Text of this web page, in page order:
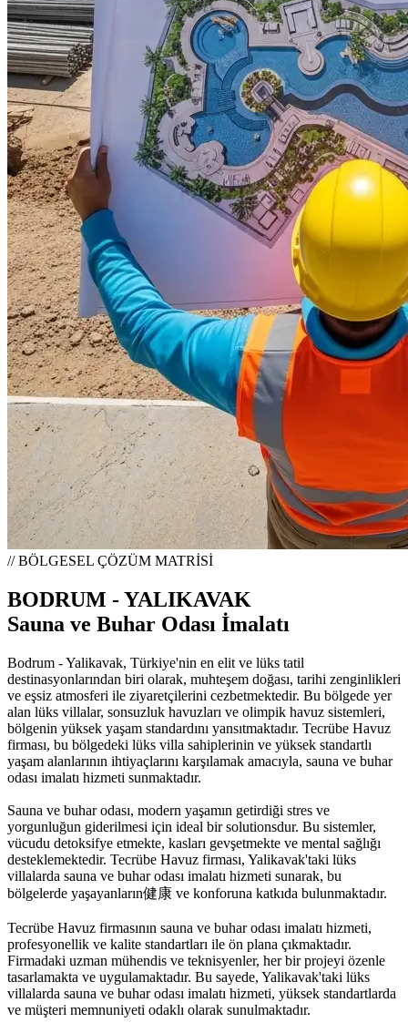
// BÖLGESEL ÇÖZÜM MATRİSİ
BODRUM - YALIKAVAK
Sauna ve Buhar Odası İmalatı
Bodrum - Yalikavak, Türkiye'nin en elit ve lüks tatil
destinasyonlarından biri olarak, muhteşem doğası, tarihi zenginlikleri
ve eşsiz atmosferi ile ziyaretçilerini cezbetmektedir. Bu bölgede yer
alan lüks villalar, sonsuzluk havuzları ve olimpik havuz sistemleri,
bölgenin yüksek yaşam standardını yansıtmaktadır. Tecrübe Havuz
firması, bu bölgedeki lüks villa sahiplerinin ve yüksek standartlı
yaşam alanlarının ihtiyaçlarını karşılamak amacıyla, sauna ve buhar
odası imalatı hizmeti sunmaktadır.
Sauna ve buhar odası, modern yaşamın getirdiği stres ve
yorgunluğun giderilmesi için ideal bir solutionsdur. Bu sistemler,
vücudu detoksifye etmekte, kasları gevşetmekte ve mental sağlığı
desteklemektedir. Tecrübe Havuz firması, Yalikavak'taki lüks
villalarda sauna ve buhar odası imalatı hizmeti sunarak, bu
bölgelerde yaşayanların健康 ve konforuna katkıda bulunmaktadır.
Tecrübe Havuz firmasının sauna ve buhar odası imalatı hizmeti,
profesyonellik ve kalite standartları ile ön plana çıkmaktadır.
Firmadaki uzman mühendis ve teknisyenler, her bir projeyi özenle
tasarlamakta ve uygulamaktadır. Bu sayede, Yalikavak'taki lüks
villalarda sauna ve buhar odası imalatı hizmeti, yüksek standartlarda
ve müşteri memnuniyeti odaklı olarak sunulmaktadır.